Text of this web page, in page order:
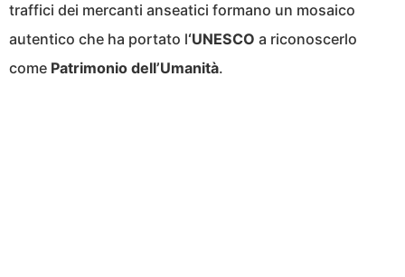
traffici dei mercanti anseatici formano un mosaico
autentico che ha portato l‘UNESCO a riconoscerlo
come Patrimonio dell’Umanità.